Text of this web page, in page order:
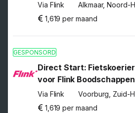
Via Flink
Alkmaar, Noord-
1,619 per maand
GESPONSORD
Direct Start: Fietskoerier
voor Flink
Via Flink
Voorburg, Zuid-
1,619 per maand